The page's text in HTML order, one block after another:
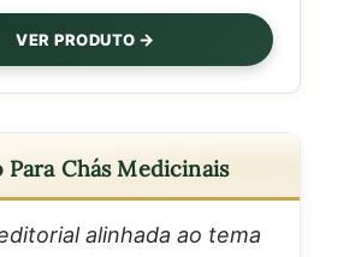
VER PRODUTO
Para Chás Medicinais
alinhada ao tema